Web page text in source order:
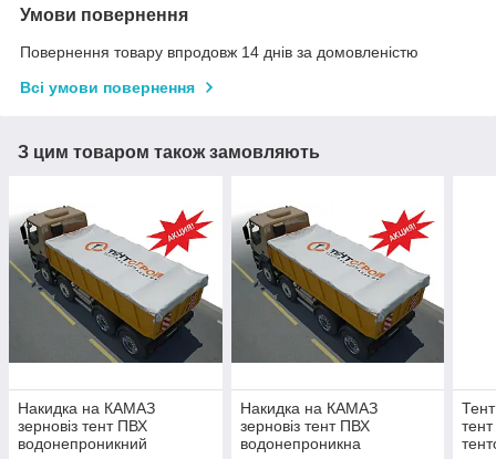
Умови повернення
Повернення товару впродовж 14 днів за домовленістю
Всі умови повернення
З цим товаром також замовляють
Накидка на КАМАЗ
зерновіз тент ПВХ
водонепроникний
Накидка на КАМАЗ
зерновіз тент ПВХ
водонепроникна